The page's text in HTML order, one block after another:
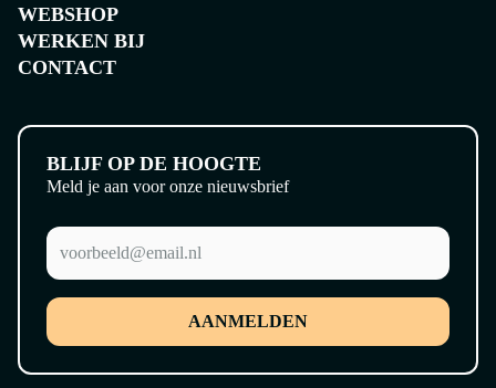
WEBSHOP
WERKEN BIJ
CONTACT
BLIJF OP DE HOOGTE
Meld je aan voor onze nieuwsbrief
AANMELDEN